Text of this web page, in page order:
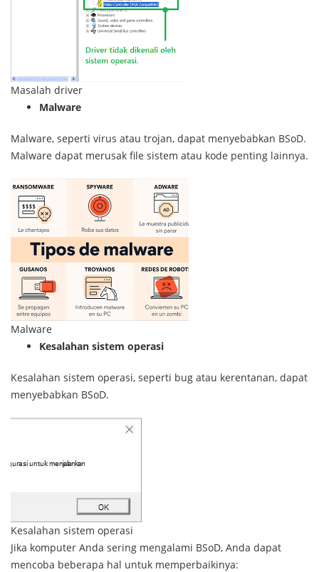
Masalah driver
Malware
Malware, seperti virus atau trojan, dapat menyebabkan BSoD.
Malware dapat merusak file sistem atau kode penting lainnya.
Malware
Kesalahan sistem operasi
Kesalahan sistem operasi, seperti bug atau kerentanan, dapat
menyebabkan BSoD.
Kesalahan sistem operasi
Jika komputer Anda sering mengalami BSoD, Anda dapat
mencoba beberapa hal untuk memperbaikinya: